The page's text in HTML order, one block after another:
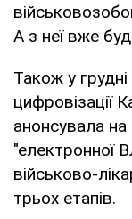
А з неї вже
Також у
цифровізації
анонсувала
"електронної
військово-
трьох етапів.